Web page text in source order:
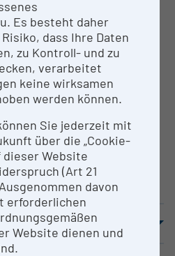
und dünnen
und Abscheidung dünner
Es besteht daher
dass Ihre Daten
zu Kontroll- und zu
verarbeitet
keine wirksamen
werden können.
Sie jederzeit mit
über die „Cookie-
dieser Website
(Art 21
davon
erforderlichen
Website dienen und